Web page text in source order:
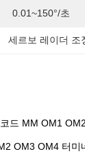
0.01~150°/초
세르보 레이더 조
드 MM OM1
OM3 OM4 터미